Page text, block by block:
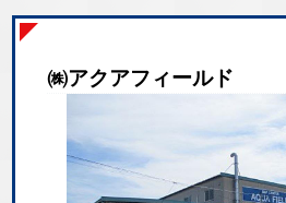
㈱アクアフィールド